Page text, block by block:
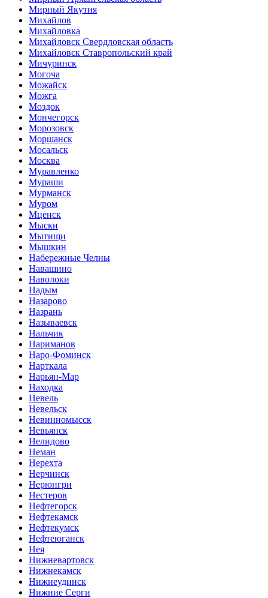
Мирный Якутия
Михайлов
Михайловка
Михайловск Свердловская область
Михайловск Ставропольский край
Мичуринск
Могоча
Можайск
Можга
Моздок
Мончегорск
Морозовск
Моршанск
Мосальск
Москва
Муравленко
Мураши
Мурманск
Муром
Мценск
Мыски
Мытищи
Мышкин
Набережные Челны
Навашино
Наволоки
Надым
Назарово
Назрань
Называевск
Нальчик
Нариманов
Наро-Фоминск
Нарткала
Нарьян-Мар
Находка
Невель
Невельск
Невинномысск
Невьянск
Нелидово
Неман
Нерехта
Нерчинск
Нерюнгри
Нестеров
Нефтегорск
Нефтекамск
Нефтекумск
Нефтеюганск
Нея
Нижневартовск
Нижнекамск
Нижнеудинск
Нижние Серги